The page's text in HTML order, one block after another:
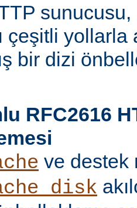
çeşitli
bir dizi
RFC2616
ve destek